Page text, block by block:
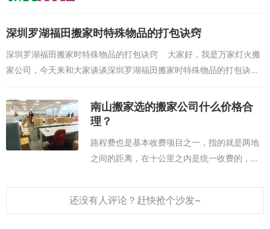
业单位、仓库、工厂为主，南山居民搬家，办
公室搬家,厂房仓库搬迁,精品搬家...
深圳罗湖福田搬家​时特殊物品的打包诀窍
深圳罗湖福田搬家时特殊物品的打包诀窍 大家好，我是万家灯火搬
家公司，今天来和大家谈谈深圳罗湖福田搬家时特殊物品的打包诀
窍，下面一起来了解下。 花瓶或酒瓶：先放入原有...
南山搬家选的搬家公司什么价格合
理？
路程费也是基本收费项目之一，指的就是两地
之间的距离，在十公里之内是统一收费的，但
了，一般是8元/公里。 楼层费也是现在居
民搬家会遇到的一项基本收费项目，一般每